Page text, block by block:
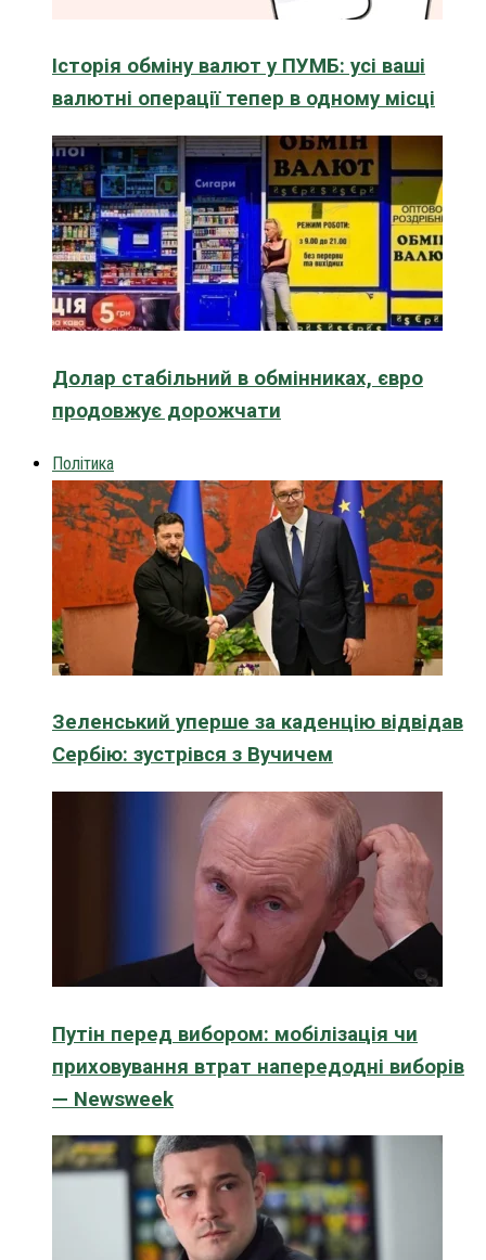
Історія обміну валют у ПУМБ: усі ваші
валютні операції тепер в одному місці
Долар стабільний в обмінниках, євро
продовжує дорожчати
Політика
Зеленський уперше за каденцію відвідав
Сербію: зустрівся з Вучичем
Путін перед вибором: мобілізація чи
приховування втрат напередодні виборів
— Newsweek